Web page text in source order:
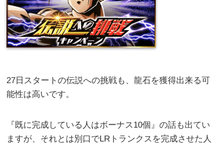
27日スタートの伝説への挑戦も、龍石を獲得出来る可
能性は高いです。
『既に完成している人はボーナス10個』の話も出てい
ますが、それとは別口でLRトランクスを完成させた人